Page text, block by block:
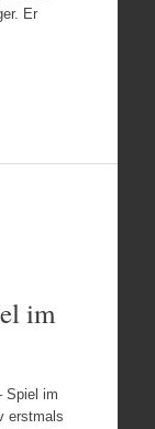
Er
im
Spiel im
erstmals